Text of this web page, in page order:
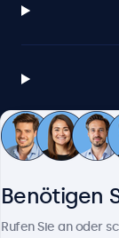
Benötigen
Rufen Sie an oder